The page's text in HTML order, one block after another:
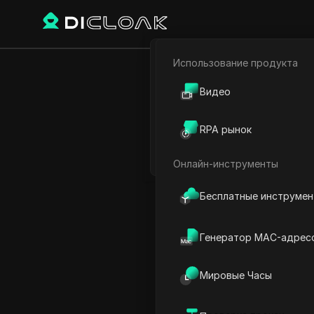
Электронная коммерция
Использование продукта
Видео
RPA рынок
Онлайн-инструменты
Бесплатные
Генератор MAC-
Мировые Часы
Как
Play Video:Как